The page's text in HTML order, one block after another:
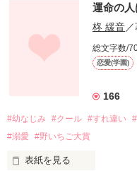
タイトル
運命の人
柊 緩音／
総文字数/
恋愛(学園)
166
#幼なじみ #クール #すれ違い
#溺愛
#野いちご大賞
表紙を見る